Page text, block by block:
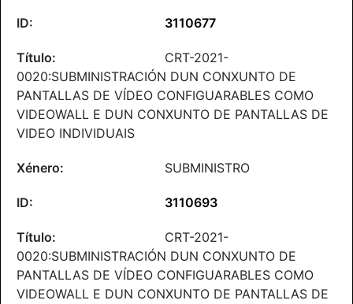
3110677
CRT-2021-
0020:SUBMINISTRACIÓN DUN CONXUNTO DE
PANTALLAS DE VÍDEO CONFIGUARABLES COMO
VIDEOWALL E DUN CONXUNTO DE PANTALLAS DE
VIDEO INDIVIDUAIS
SUBMINISTRO
3110693
CRT-2021-
0020:SUBMINISTRACIÓN DUN CONXUNTO DE
PANTALLAS DE VÍDEO CONFIGUARABLES COMO
VIDEOWALL E DUN CONXUNTO DE PANTALLAS DE